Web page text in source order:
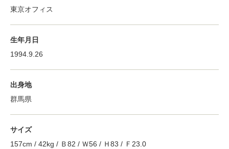
東京オフィス
生年月日
1994.9.26
出身地
群馬県
サイズ
157cm / 42kg / Ｂ82 / Ｗ56 / Ｈ83 / Ｆ23.0